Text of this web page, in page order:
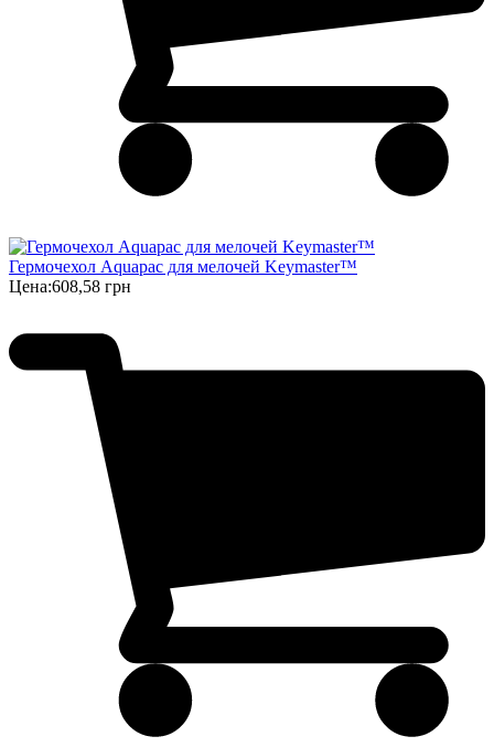
Гермочехол Aquapac для мелочей Keymaster™
Цена:608,58 грн